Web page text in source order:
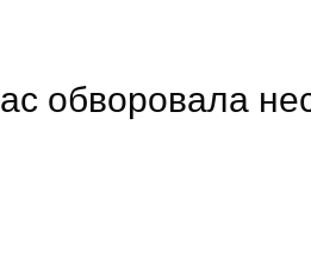
обворовала